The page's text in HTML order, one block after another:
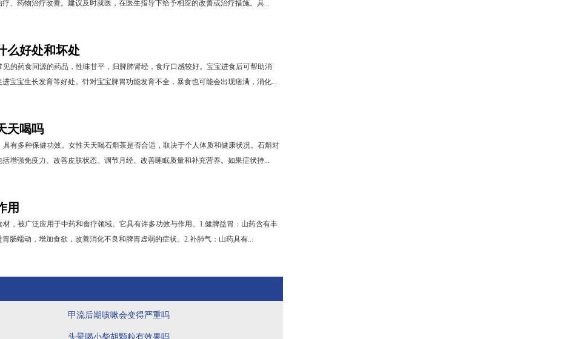
、药物治疗改善。建议及时就医，在医生指导下给予相应的改善或治疗措施。具...
么好处和坏处
见的药食同源的药品，性味甘平，归脾肺肾经，食疗口感较好。宝宝进食后可帮助消
宝宝生长发育等好处。针对宝宝脾胃功能发育不全，暴食也可能会出现痞满，消化...
天喝吗
具有多种保健功效。女性天天喝石斛茶是否合适，取决于个人体质和健康状况。石斛对
增强免疫力、改善皮肤状态、调节月经、改善睡眠质量和补充营养。如果症状持...
用
材，被广泛应用于中药和食疗领域。它具有许多功效与作用。1.健脾益胃：山药含有丰
肠蠕动，增加食欲，改善消化不良和脾胃虚弱的症状。2.补肺气：山药具有...
甲流后期咳嗽会变得严重吗
头晕喝小柴胡颗粒有效果吗